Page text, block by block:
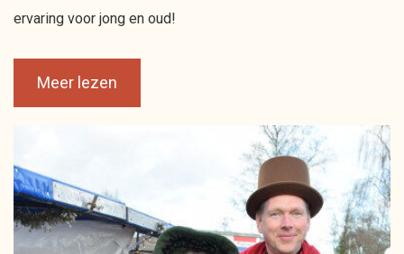
ervaring voor jong en oud!
Meer lezen